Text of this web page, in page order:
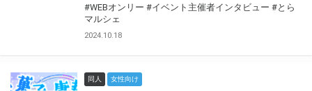
#WEBオンリー #イベント主催者インタビュー #とら
マルシェ
2024.10.18
同人 女性向け